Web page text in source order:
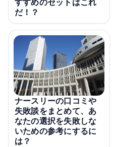
だ！？
ナースリーの口コミや
失敗談をまとめて、あ
なたの選択を失敗しな
いための参考にするに
は？